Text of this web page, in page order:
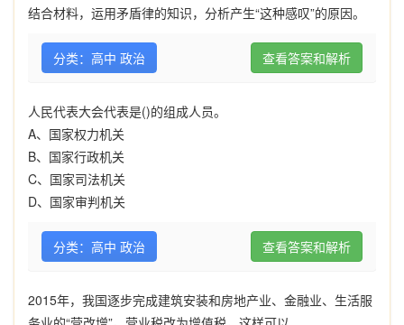
结合材料，运用矛盾律的知识，分析产生“这种感叹”的原因。
分类：高中 政治 查看答案和解析
人民代表大会代表是()的组成人员。
A、国家权力机关
B、国家行政机关
C、国家司法机关
D、国家审判机关
分类：高中 政治 查看答案和解析
2015年，我国逐步完成建筑安装和房地产业、金融业、生活服